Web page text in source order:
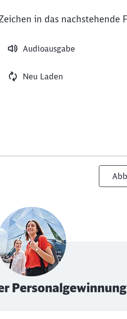
in das nachstehende
Audioausgabe
Neu Laden